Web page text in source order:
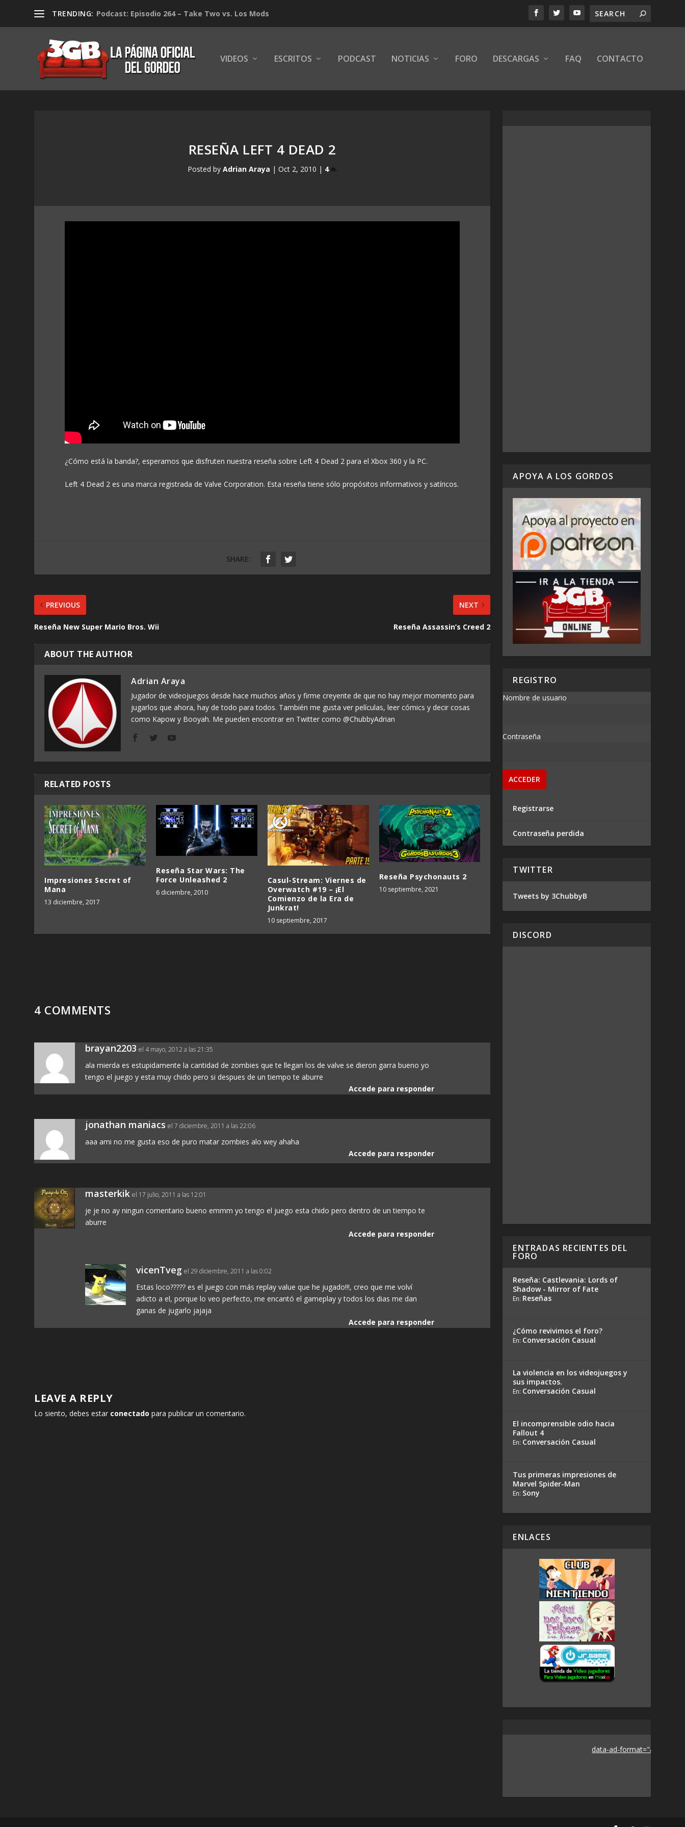
TRENDING: Podcast: Episodio 264 – Take Two vs. Los Mods
VIDEOS ESCRITOS PODCAST NOTICIAS FORO DESCARGAS FAQ CONTACTO
RESEÑA LEFT 4 DEAD 2
Posted byAdrian Araya |Oct 2, 2010 | 4
¿Cómo está la banda?, esperamos que disfruten nuestra reseña sobre Left 4 Dead 2 para el Xbox 360 y la PC.
Left 4 Dead 2 es una marca registrada de Valve Corporation. Esta reseña tiene sólo propósitos informativos y satíricos.
SHARE:
PREVIOUS
Reseña New Super Mario Bros. Wii
NEXT
Reseña Assassin’s Creed 2
ABOUT THE AUTHOR
Adrian Araya
Jugador de videojuegos desde hace muchos años y firme creyente de que no hay mejor momento para
jugarlos que ahora, hay de todo para todos. También me gusta ver películas, leer cómics y decir cosas
como Kapow y Booyah. Me pueden encontrar en Twitter como @ChubbyAdrian
RELATED POSTS
Impresiones Secret of
Mana
13 diciembre, 2017
Reseña Star Wars: The
Force Unleashed 2
6 diciembre, 2010
Casul-Stream: Viernes de
Overwatch #19 – ¡El
Comienzo de la Era de
Junkrat!
10 septiembre, 2017
Reseña Psychonauts 2
10 septiembre, 2021
4 COMMENTS
brayan2203 el 4 mayo, 2012 a las 21:35
ala mierda es estupidamente la cantidad de zombies que te llegan los de valve se dieron garra bueno yo
tengo el juego y esta muy chido pero si despues de un tiempo te aburre
Accede para responder
jonathan maniacs el 7 diciembre, 2011 a las 22:06
aaa ami no me gusta eso de puro matar zombies alo wey ahaha
Accede para responder
masterkik el 17 julio, 2011 a las 12:01
je je no ay ningun comentario bueno emmm yo tengo el juego esta chido pero dentro de un tiempo te
aburre
Accede para responder
vicenTveg el 29 diciembre, 2011 a las 0:02
Estas loco????? es el juego con más replay value que he jugado!!!, creo que me volví
adicto a el, porque lo veo perfecto, me encantó el gameplay y todos los dias me dan
ganas de jugarlo jajaja
Accede para responder
LEAVE A REPLY
Lo siento, debes estar conectado para publicar un comentario.
APOYA A LOS GORDOS
REGISTRO
Nombre de usuario
Contraseña
Registrarse
Contraseña perdida
TWITTER
Tweets by 3ChubbyB
DISCORD
ENTRADAS RECIENTES DEL
FORO
Reseña: Castlevania: Lords of
Shadow - Mirror of Fate
En: Reseñas
¿Cómo revivimos el foro?
En: Conversación Casual
La violencia en los videojuegos y
sus impactos.
En: Conversación Casual
El incomprensible odio hacia
Fallout 4
En: Conversación Casual
Tus primeras impresiones de
Marvel Spider-Man
En: Sony
ENLACES
data-ad-format="auto">